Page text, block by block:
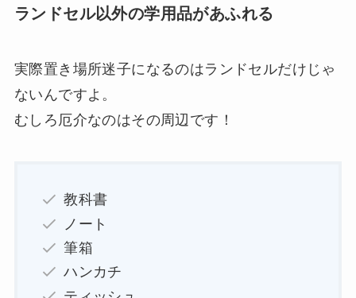
ランドセル以外の学用品があふれる
実際置き場所迷子になるのはランドセルだけじゃ
ないんですよ。
むしろ厄介なのはその周辺です！
教科書
ノート
筆箱
ハンカチ